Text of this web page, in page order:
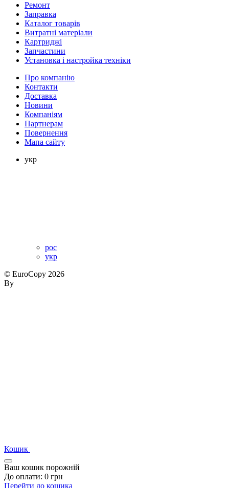
Ремонт
Заправка
Каталог товарів
Витратні матеріали
Картриджі
Запчастини
Установка і настройка техніки
Про компанію
Контакти
Доставка
Новини
Компаніям
Партнерам
Повернення
Мапа сайту
укр
рос
укр
© EuroCopy 2026
By
Кошик
Ваш кошик порожній
До оплати: 0 грн
Перейти до кошика